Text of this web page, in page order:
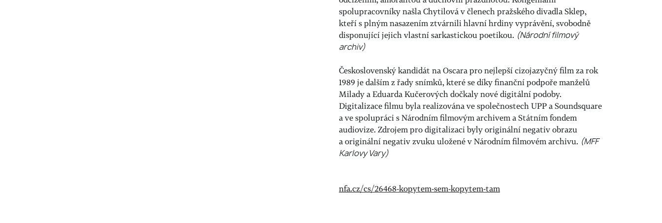
spolupracovníky našla Chytilová v členech pražského divadla Sklep,
kteří s plným nasazením ztvárnili hlavní hrdiny vyprávění, svobodně
disponující jejich vlastní sarkastickou poetikou. (Národní filmový
archiv)
Československý kandidát na Oscara pro nejlepší cizojazyčný film za rok
1989 je dalším z řady snímků, které se díky finanční podpoře manželů
Milady a Eduarda Kučerových dočkaly nové digitální podoby.
Digitalizace filmu byla realizována ve společnostech UPP a Soundsquare
a ve spolupráci s Národním filmovým archivem a Státním fondem
audiovize. Zdrojem pro digitalizaci byly originální negativ obrazu
a originální negativ zvuku uložené v Národním filmovém archivu. (MFF
Karlovy Vary)
nfa.cz/cs/26468-kopytem-sem-kopytem-tam